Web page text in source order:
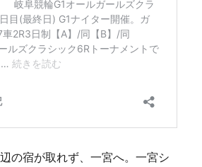
の宿が取れず、一宮へ。一宮シ